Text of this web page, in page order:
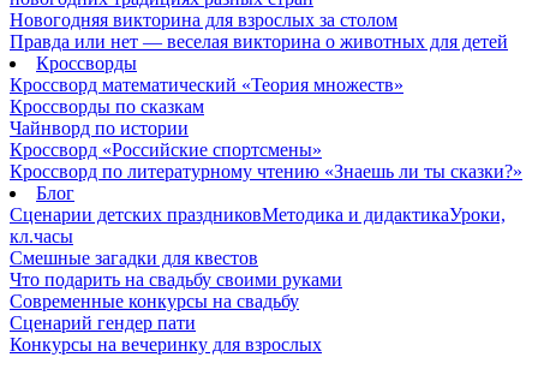
Новогодняя викторина для взрослых за столом
Правда или нет — веселая викторина о животных для детей
Кроссворды
Кроссворд математический «Теория множеств»
Кроссворды по сказкам
Чайнворд по истории
Кроссворд «Российские спортсмены»
Кроссворд по литературному чтению «Знаешь ли ты сказки?»
Блог
Сценарии детских праздниковМетодика и дидактикаУроки,
кл.часы
Смешные загадки для квестов
Что подарить на свадьбу своими руками
Современные конкурсы на свадьбу
Сценарий гендер пати
Конкурсы на вечеринку для взрослых